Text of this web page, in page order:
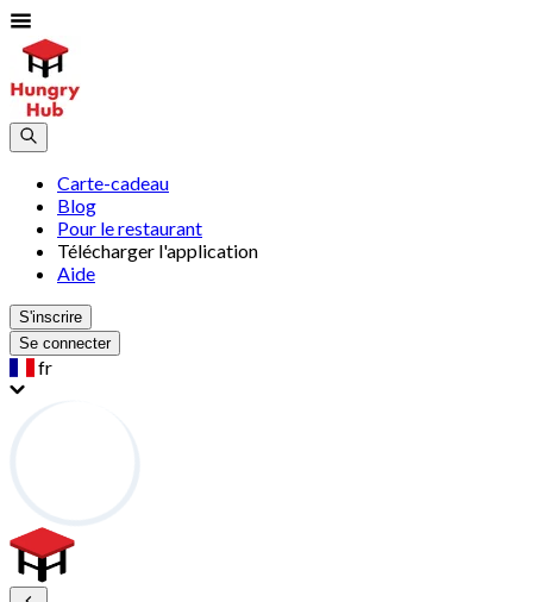
Carte-cadeau
Blog
Pour le restaurant
Télécharger l'application
Aide
S'inscrire
Se connecter
fr